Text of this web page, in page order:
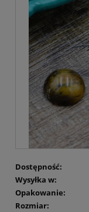
Dostępność:
Wysyłka w:
Opakowanie:
Rozmiar: